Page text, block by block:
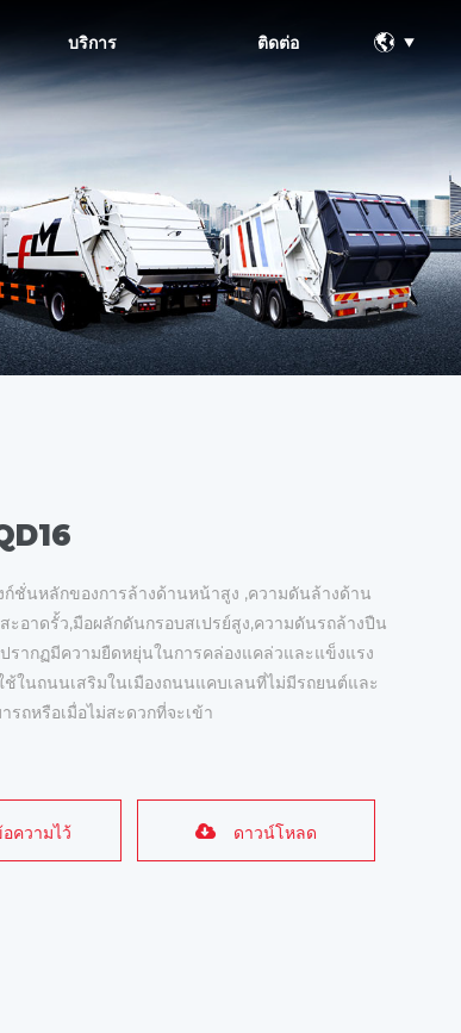
บริการ ติดต่อ
ชั่นหลักของการล้างด้านหน้าสูง ,ความดันล้างด้าน
อาดรั้ว,มือผลักดันกรอบสเปรย์สูง,ความดันรถล้างปืน
ากฏมีความยืดหยุ่นในการคล่องแคล่วและแข็งแรง
ในถนนเสริมในเมืองถนนแคบเลนที่ไม่มีรถยนต์และ
ถหรือเมื่อไม่สะดวกที่จะเข้า
ความไว้ ดาวน์โหลด